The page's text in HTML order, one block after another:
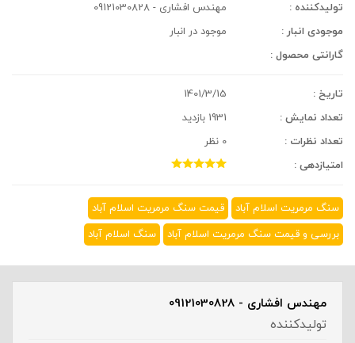
تولیدکننده :
مهندس افشاری - 09121030828
موجودی انبار :
موجود در انبار
گارانتی محصول :
تاریخ :
1401/3/15
تعداد نمایش :
1931 بازدید
تعداد نظرات :
0 نظر
امتیازدهی :
سنگ مرمریت اسلام آباد
قیمت سنگ مرمریت اسلام آباد
بررسی و قیمت سنگ مرمریت اسلام آباد
سنگ اسلام آباد
مهندس افشاری - 09121030828
تولیدکننده